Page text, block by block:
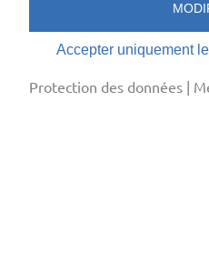
Mentions légales
Protection des données
Edit Cookies
Accepter uniquement
Protection des données |